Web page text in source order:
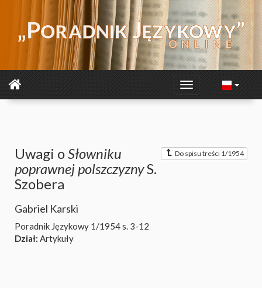
Do spisu treści 1/1954
Uwagi oSłowniku
poprawnej polszczyznyS.
Szobera
Gabriel Karski
Poradnik Językowy 1/1954s. 3-12
Dział: Artykuły